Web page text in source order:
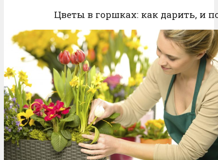
Цветы в горшках: как дарить, и